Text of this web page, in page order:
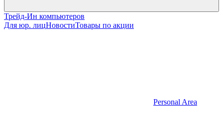
Трейд-Ин компьютеров
Для юр. лицНовостиТовары по акции
Personal Area